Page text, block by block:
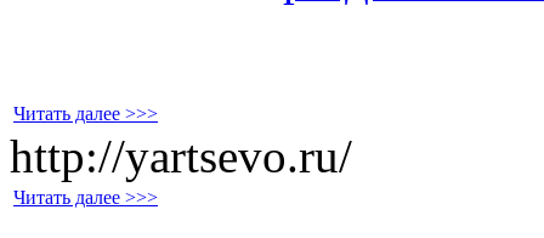
Читать далее >>>
http://yartsevo.ru/
Читать далее >>>